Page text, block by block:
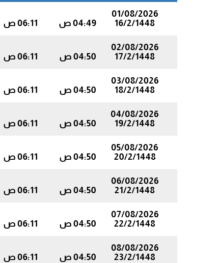
01/08/2026
16/2/1448
04:49 ص 06:11 ص
02/08/2026
17/2/1448
04:50 ص 06:11 ص
03/08/2026
18/2/1448
04:50 ص 06:11 ص
04/08/2026
19/2/1448
04:50 ص 06:11 ص
05/08/2026
20/2/1448
04:50 ص 06:11 ص
06/08/2026
21/2/1448
04:50 ص 06:11 ص
07/08/2026
22/2/1448
04:50 ص 06:11 ص
08/08/2026
23/2/1448
04:50 ص 06:11 ص